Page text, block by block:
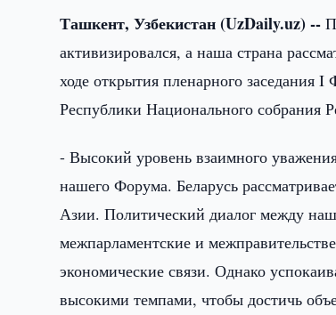
Ташкент, Узбекистан (UzDaily.uz) --
активизировался, а наша страна
ходе открытия пленарного заседания
Республики Национального собрания
- Высокий уровень взаимного
нашего Форума. Беларусь
Азии. Политический диалог между
межпарламентские и
экономические связи. Однако
высокими темпами, чтобы достичь